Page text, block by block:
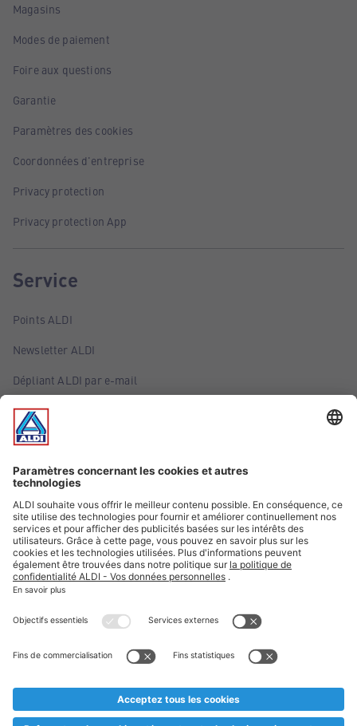
Magasins
Modes de paiement
Foire aux questions
Garantie
Paramètres des cookies
Coordonnées d'entreprise
Privacy protection
Privacy protection App
Service
Points ALDI
Newsletter ALDI
Dépliant ALDI par e-mail
Offres
Infos essentielles
Suivez ALDI Belgique
Textes marqués d'un astérisque et mentions légales
* Nous vendons ces articles temporairement et jusqu'à
au cas où, malgré le planning bien étudié, nous serions
prématurément en rupture de stock. Prix Recupel et TVA incl.
** Sur ce site, l’utilisation de la forme masculine a été adoptée